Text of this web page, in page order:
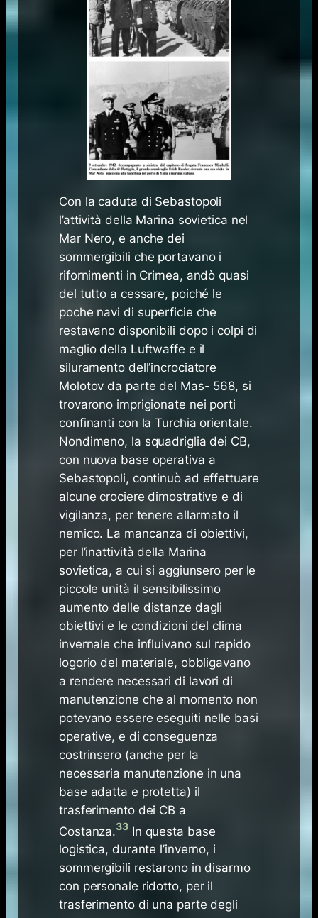
Con la caduta di Sebastopoli
l’attività della Marina sovietica nel
Mar Nero, e anche dei
sommergibili che portavano i
rifornimenti in Crimea, andò quasi
del tutto a cessare, poiché le
poche navi di superficie che
restavano disponibili dopo i colpi di
maglio della Luftwaffe e il
siluramento dell’incrociatore
Molotov da parte del Mas- 568, si
trovarono imprigionate nei porti
confinanti con la Turchia orientale.
Nondimeno, la squadriglia dei CB,
con nuova base operativa a
Sebastopoli, continuò ad effettuare
alcune crociere dimostrative e di
vigilanza, per tenere allarmato il
nemico. La mancanza di obiettivi,
per l’inattività della Marina
sovietica, a cui si aggiunsero per le
piccole unità il sensibilissimo
aumento delle distanze dagli
obiettivi e le condizioni del clima
invernale che influivano sul rapido
logorio del materiale, obbligavano
a rendere necessari di lavori di
manutenzione che al momento non
potevano essere eseguiti nelle basi
operative, e di conseguenza
costrinsero (anche per la
necessaria manutenzione in una
base adatta e protetta) il
trasferimento dei CB a
Costanza.33In questa base
logistica, durante l’inverno, i
sommergibili restarono in disarmo
con personale ridotto, per il
trasferimento di una parte degli